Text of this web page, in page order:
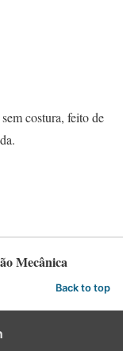
costura, feito de
Mecânica
Back to top